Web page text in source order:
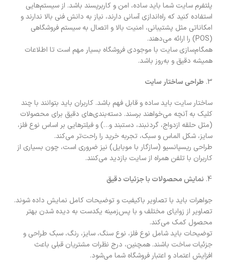
پلتفرم سایت شما باید ساده، امن و کاربرپسند باشد. از سیستم‌هایی
استفاده کنید که راه‌اندازی آسانی دارند، نیاز به دانش فنی بالا ندارند و
امکاناتی مثل پشتیبانی، امنیت بالا و اتصال به سیستم فروشگاهی
(POS) را ارائه می‌دهند.
همگام‌سازی سایت با موجودی فروشگاه بسیار مهم است تا اطلاعات
همیشه دقیق و به‌روز باشد.
طراحی ساختار سایت
ساختار سایت باید ساده و قابل فهم باشد. کاربران باید بتوانند با چند
کلیک به آنچه می‌خواهند برسند. دسته‌بندی‌های دقیق برای محصولات
(مثل حلقه ازدواج، گردنبند، دستبند و…) و فیلترهایی بر اساس نوع فلز،
سایز، شکل الماس و سبک، تجربه خرید را راحت‌تر می‌کند.
طراحی ریسپانسیو (سازگار با موبایل) نیز ضروری است، چون بسیاری از
کاربران با تلفن همراه از سایت بازدید می‌کنند.
نمایش محصولات با جزئیات دقیق
جواهرات باید با تصاویر باکیفیت و توضیحات کامل نمایش داده شوند.
تصاویر از زوایای مختلف و با پس‌زمینه یکدست به دیده شدن بهتر
محصول کمک می‌کند.
توضیحات باید شامل نوع فلز، نوع سنگ، سایز، رنگ، سبک طراحی و
جزئیات ساخت باشند. همچنین، درج نظرات مشتریان قبلی باعث
افزایش اعتماد و اعتبار فروشگاه شما می‌شود.